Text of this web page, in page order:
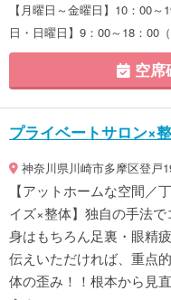
【月曜日～金曜日】10：00
日・日曜日】9：00～18：00
空席
プライベートサロン×
神奈川県川崎市多摩区登戸
【アットホームな空間／
イズ×整体】独自の手法
身はもちろん足裏・眼精
伝えいただければ、重点
体の歪み！！根本から見